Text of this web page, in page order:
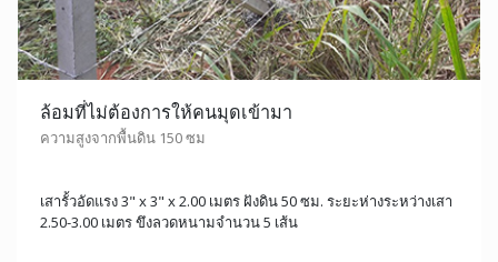
ล้อมที่ไม่ต้องการให้คนมุดเข้ามา
ความสูงจากพื้นดิน 150 ซม
เสารั้วอัดแรง 3" x 3" x 2.00 เมตร ฝังดิน 50 ซม. ระยะห่างระหว่างเสา
2.50-3.00 เมตร ขึงลวดหนามจำนวน 5 เส้น